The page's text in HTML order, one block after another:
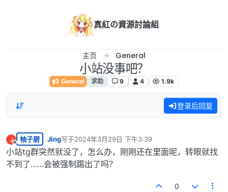
真紅の資源討論組
主页 General
小站没事吧？
General 求助 9 4 1.9k
登录后回复
J
离线
柚子厨 Jing写于2024年3月29日 下午3:39
最后由 编辑
小站tg群突然就没了，怎么办，刚刚还在里面呢，转眼就找
不到了……会被强制踢出了吗？
0